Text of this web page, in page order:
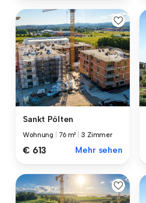
Sankt Pölten
Wohnung 76 m² |3 Zimmer
€ 613 Mehr sehen